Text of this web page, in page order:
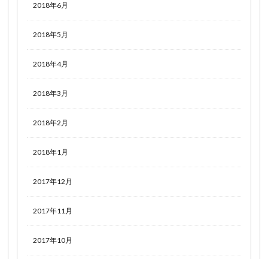
2018年6月
2018年5月
2018年4月
2018年3月
2018年2月
2018年1月
2017年12月
2017年11月
2017年10月